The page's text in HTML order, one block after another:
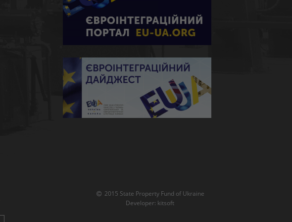
2015 State Property Fund of Ukraine
Developer: kitsoft